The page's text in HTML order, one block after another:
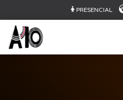
PRESENCIAL